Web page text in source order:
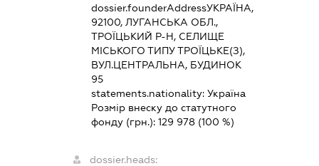
dossier.founderAddressУКРАЇНА,
92100, ЛУГАНСЬКА ОБЛ.,
ТРОЇЦЬКИЙ Р-Н, СЕЛИЩЕ
МІСЬКОГО ТИПУ ТРОЇЦЬКЕ(З),
ВУЛ.ЦЕНТРАЛЬНА, БУДИНОК
95
statements.nationality: Україна
Розмір внеску до статутного
фонду (грн.): 129 978(100 %)
dossier.heads: